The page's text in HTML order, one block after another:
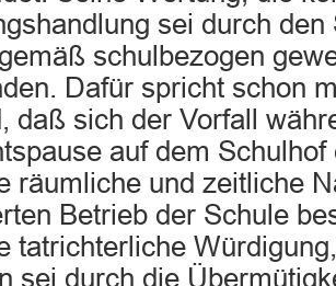
sei durch
schulbezogen
Dafür spricht schon
daß sich der Vorfall
auf dem
räumliche und zeitliche
Betrieb der Schule
tatrichterliche
sei durch die